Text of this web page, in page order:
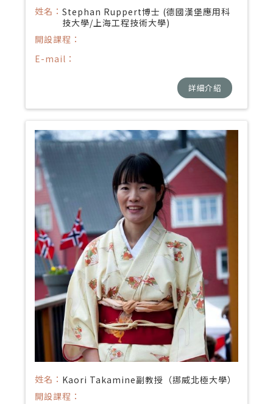
姓名：Stephan Ruppert博士 (德國漢堡應用科
技大學/上海工程技術大學)
開設課程：
E-mail：
詳細介紹
姓名： Kaori Takamine副教授（挪威北極大學）
開設課程：